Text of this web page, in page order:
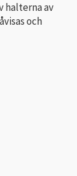
halterna av
och